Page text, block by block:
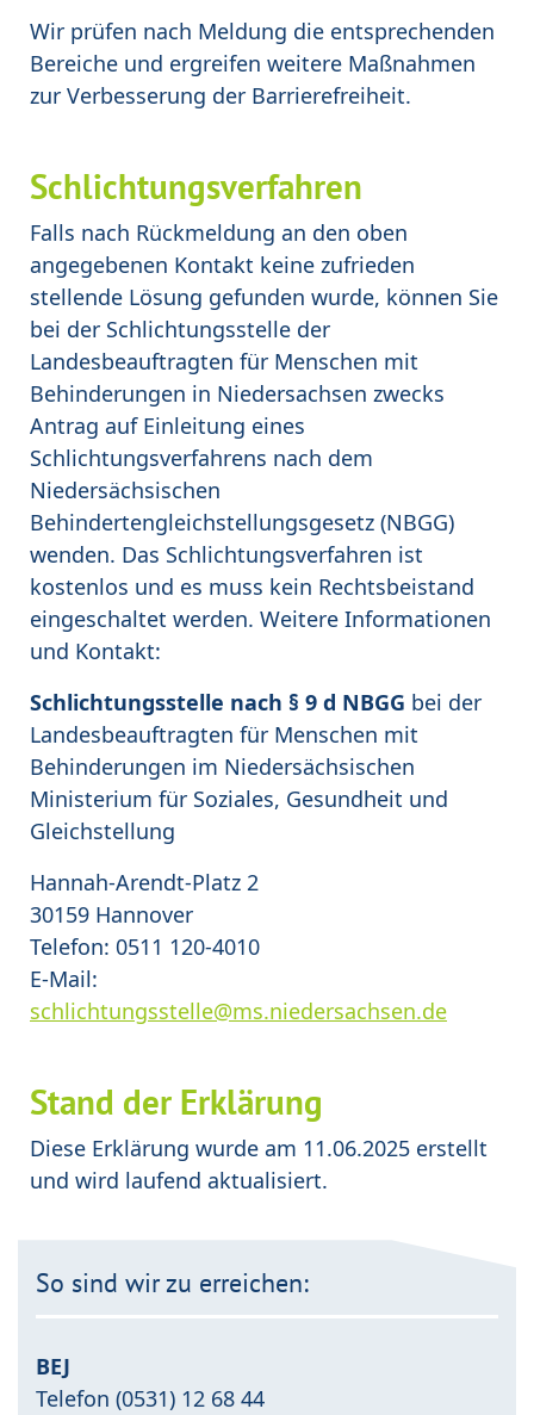
Wir prüfen nach Meldung die entsprechenden
Bereiche und ergreifen weitere Maßnahmen
zur Verbesserung der Barrierefreiheit.
Schlichtungsverfahren
Falls nach Rückmeldung an den oben
angegebenen Kontakt keine zufrieden
stellende Lösung gefunden wurde, können Sie
bei der Schlichtungsstelle der
Landesbeauftragten für Menschen mit
Behinderungen in Niedersachsen zwecks
Antrag auf Einleitung eines
Schlichtungsverfahrens nach dem
Niedersächsischen
Behindertengleichstellungsgesetz (NBGG)
wenden. Das Schlichtungsverfahren ist
kostenlos und es muss kein Rechtsbeistand
eingeschaltet werden. Weitere Informationen
und Kontakt:
Schlichtungsstelle nach § 9 d NBGG bei der
Landesbeauftragten für Menschen mit
Behinderungen im Niedersächsischen
Ministerium für Soziales, Gesundheit und
Gleichstellung
Hannah-Arendt-Platz 2
30159 Hannover
Telefon: 0511 120-4010
E-Mail:
schlichtungsstelle@ms.niedersachsen.de
Stand der Erklärung
Diese Erklärung wurde am 11.06.2025 erstellt
und wird laufend aktualisiert.
So sind wir zu erreichen:
BEJ
Telefon (0531) 12 68 44